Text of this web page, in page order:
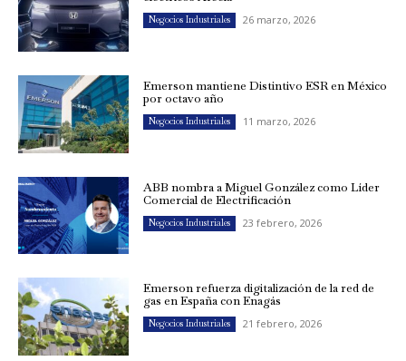
Negocios Industriales 26 marzo, 2026
Emerson mantiene Distintivo ESR en México
por octavo año
Negocios Industriales 11 marzo, 2026
ABB nombra a Miguel González como Líder
Comercial de Electrificación
Negocios Industriales 23 febrero, 2026
Emerson refuerza digitalización de la red de
gas en España con Enagás
Negocios Industriales 21 febrero, 2026